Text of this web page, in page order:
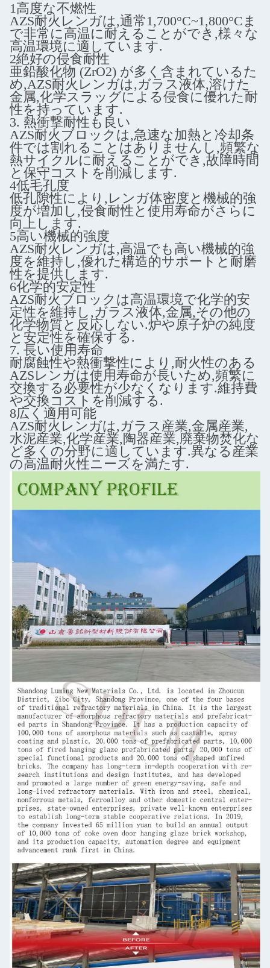
1高度な不燃性
AZS耐火レンガは,通常1,700°C~1,800°Cま
で非常に高温に耐えることができ,様々な
高温環境に適しています.
2絶好の侵食耐性
亜鉛酸化物 (ZrO2) が多く含まれているた
め,AZS耐火レンガは,ガラス液体,溶けた
金属,化学スラッグによる侵食に優れた耐
性を持っています.
3. 熱衝撃耐性も良い
AZS耐火ブロックは,急速な加熱と冷却条
件では割れることはありませんし,頻繁な
熱サイクルに耐えることができ,故障時間
と保守コストを削減します.
4低毛孔度
低孔隙性により,レンガ体密度と機械的強
度が増加し,侵食耐性と使用寿命がさらに
向上します.
5高い機械的強度
AZS耐火レンガは,高温でも高い機械的強
度を維持し,優れた構造的サポートと耐磨
性を提供します.
6化学的安定性
AZS耐火ブロックは高温環境で化学的安
定性を維持し,ガラス液体,金属,その他の
化学物質と反応しない.炉や原子炉の純度
と安定性を確保する.
7. 長い使用寿命
耐腐蝕性や熱衝撃性により,耐火性のある
AZSレンガは使用寿命が長いため,頻繁に
交換する必要性が少なくなります.維持費
や交換コストを削減する.
8広く適用可能
AZS耐火レンガは,ガラス産業,金属産業,
水泥産業,化学産業,陶器産業,廃棄物焚化な
ど多くの分野に適しています.異なる産業
の高温耐火性ニーズを満たす.